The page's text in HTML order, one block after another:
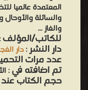
المعتمدة عالميا
والسائلة
والغاز ...
للكاتب/المؤلف:
دار النشر:دار
عدد مرات
تم اضافته في:
حجم الكتاب